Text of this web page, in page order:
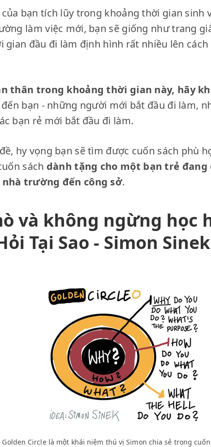
bạn tích lũy trong khoảng thời gian sinh
làm việc mới, bạn sẽ giống như trang
gian đầu đi làm định hình rất nhiều lên cách
thân trong khoảng thời gian này, hãy
bạn - những người mới bắt đầu đi làm,
bạn rẻ mới bắt đầu đi làm.
hy vọng bạn sẽ tìm được cuốn sách phù
sách dành tặng cho một bạn trẻ
trường đến công sở.
và không ngừng học
Tại Sao - Simon Sinek
Golden Circle là một khái niệm thú vị Simon chia sẻ trong